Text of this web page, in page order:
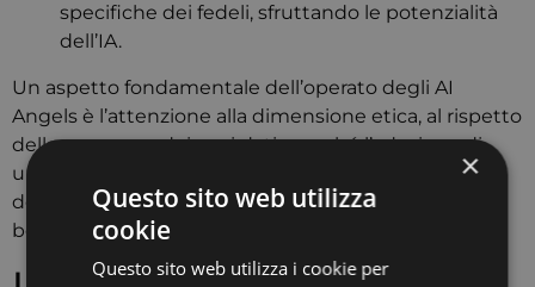
specifiche dei fedeli, sfruttando le potenzialità
dell’IA.
Un aspetto fondamentale dell’operato degli AI
Angels è l’attenzione alla dimensione etica, al rispetto
della persona e dei suoi dati, nonché l’adozione di
una logica inclusiva.
Questo garantisce che l’uso
dell’IA nelle attività pastorali sia sempre orientato al
bene comune e al rispetto dei valori cristiani.
×
Questo sito web utilizza
cookie
Questo sito web utilizza i cookie per